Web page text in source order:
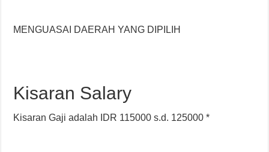
MENGUASAI DAERAH YANG DIPILIH
Kisaran Salary
Kisaran Gaji adalah IDR 115000 s.d. 125000 *